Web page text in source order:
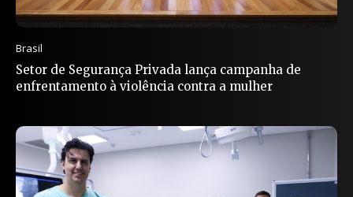
Brasil
Setor de Segurança Privada lança campanha de
enfrentamento à violência contra a mulher